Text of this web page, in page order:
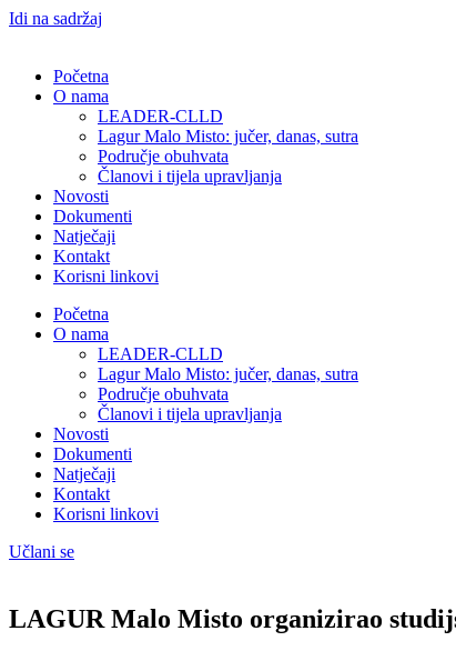
Idi na sadržaj
Početna
O nama
LEADER-CLLD
Lagur Malo Misto: jučer, danas, sutra
Područje obuhvata​
Članovi i tijela upravljanja​
Novosti
Dokumenti
Natječaji
Kontakt
Korisni linkovi
Početna
O nama
LEADER-CLLD
Lagur Malo Misto: jučer, danas, sutra
Područje obuhvata​
Članovi i tijela upravljanja​
Novosti
Dokumenti
Natječaji
Kontakt
Korisni linkovi
Učlani se
LAGUR Malo Misto organizirao